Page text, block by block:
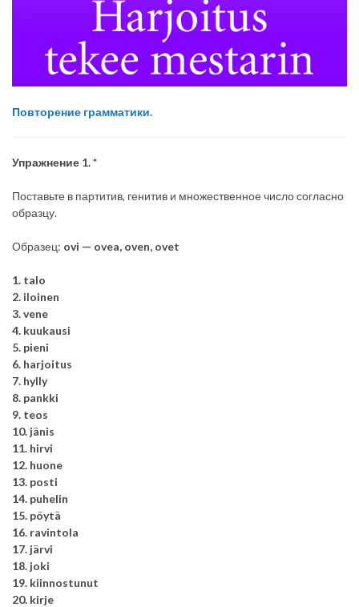
Повторение грамматики.
Упражнение 1. *
Поставьте в партитив, генитив и множественное число согласно
образцу.
Образец: ovi — ovea, oven, ovet
1. talo
2. iloinen
3. vene
4. kuukausi
5. pieni
6. harjoitus
7. hylly
8. pankki
9. teos
10. jänis
11. hirvi
12. huone
13. posti
14. puhelin
15. pöytä
16. ravintola
17. järvi
18. joki
19. kiinnostunut
20. kirje